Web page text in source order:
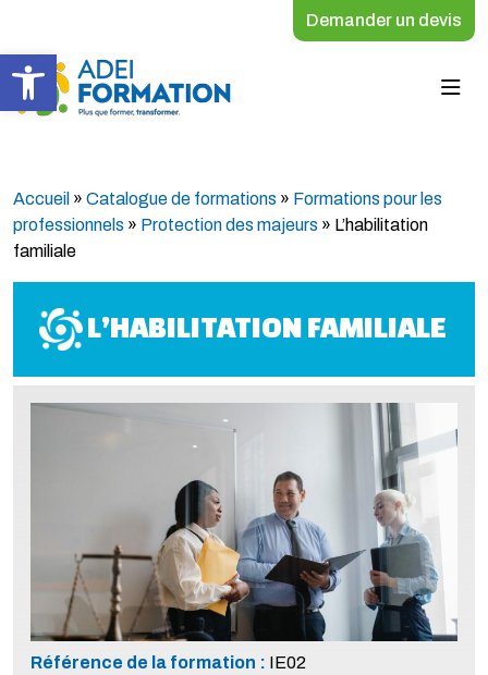
Ouvrir la barre d’outils
Demander un devis
Accueil » Catalogue de formations » Formations pour les
professionnels » Protection des majeurs » L’habilitation
familiale
L’HABILITATION FAMILIALE
Référence de la formation : IE02